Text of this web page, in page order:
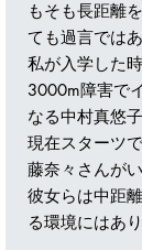
もそも長距離
ても過言では
私が入学した
3000m障害で
なる中村真悠
現在スターツ
藤奈々さんが
彼女らは中距
る環境にはあ